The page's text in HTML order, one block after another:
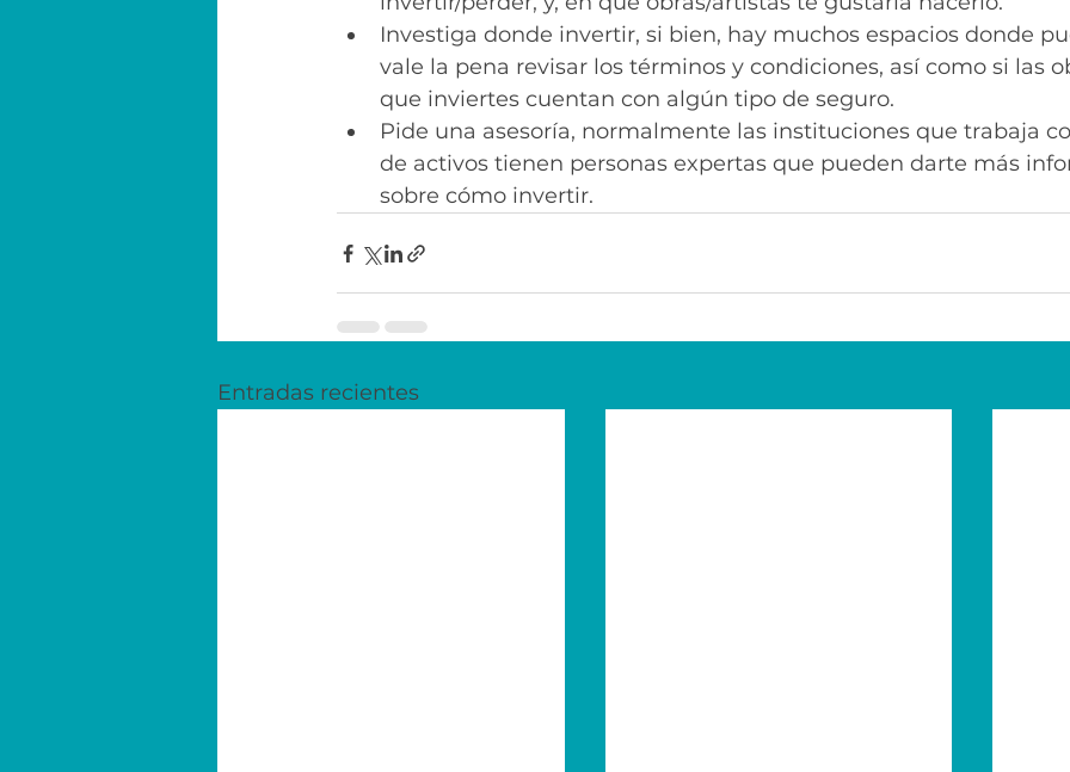
Investiga donde invertir, si bien, hay muchos espacios donde
vale la pena revisar los términos y condiciones, así como si las
que inviertes cuentan con algún tipo de seguro.
Pide una asesoría, normalmente las instituciones que trabaja
de activos tienen personas expertas que pueden darte más
sobre cómo invertir.
Entradas recientes